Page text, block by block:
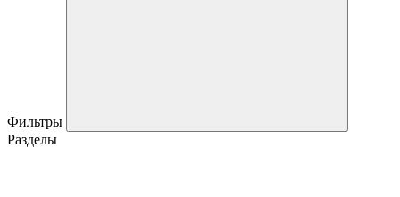
Фильтры
Разделы